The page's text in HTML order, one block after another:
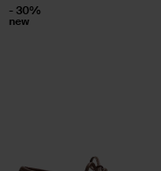
- 30%
new